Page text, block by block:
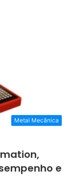
Metal Mecânica
e